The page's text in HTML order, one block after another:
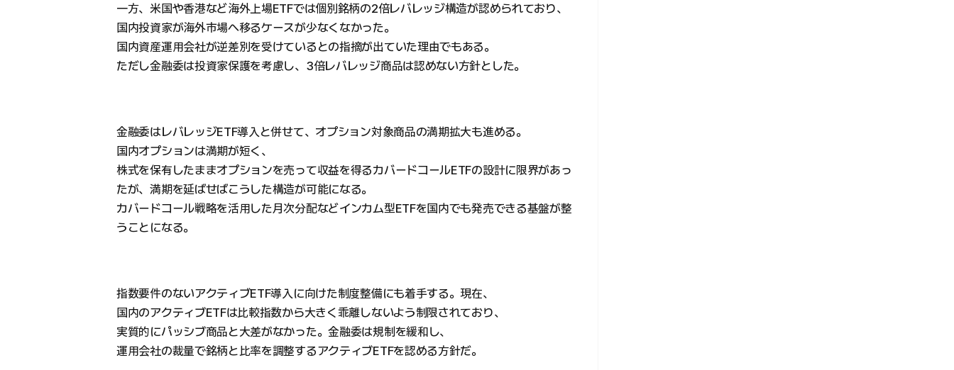
一方、米国や香港など海外上場ETFでは個別銘柄の2倍レバレッジ構造が認められており、
国内投資家が海外市場へ移るケースが少なくなかった。
国内資産運用会社が逆差別を受けているとの指摘が出ていた理由でもある。
ただし金融委は投資家保護を考慮し、3倍レバレッジ商品は認めない方針とした。
金融委はレバレッジETF導入と併せて、オプション対象商品の満期拡大も進める。
国内オプションは満期が短く、
株式を保有したままオプションを売って収益を得るカバードコールETFの設計に限界があっ
たが、満期を延ばせばこうした構造が可能になる。
カバードコール戦略を活用した月次分配などインカム型ETFを国内でも発売できる基盤が整
うことになる。
指数要件のないアクティブETF導入に向けた制度整備にも着手する。現在、
国内のアクティブETFは比較指数から大きく乖離しないよう制限されており、
実質的にパッシブ商品と大差がなかった。金融委は規制を緩和し、
運用会社の裁量で銘柄と比率を調整するアクティブETFを認める方針だ。